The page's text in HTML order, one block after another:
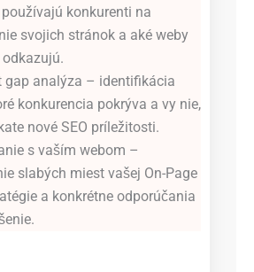
konkurenti na
svojich stránok a aké weby
gap analýza – identifikácia
konkurencia pokrýva a vy nie,
nové SEO príležitosti.
s vaším webom –
slabých miest vašej On-Page
a konkrétne odporúčania